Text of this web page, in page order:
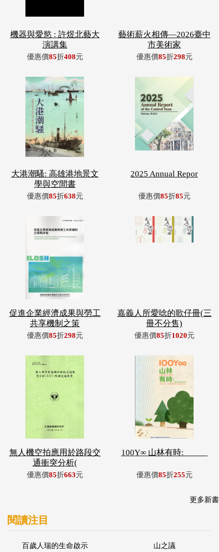
機器與愛慾 : 許煜北藝大
演講集
優惠價85折408元
藝術薪火相傳—2026臺中
市美術家
優惠價85折298元
大港潮騷: 高雄港地景文
學與空間書
優惠價85折638元
2025 Annual Repor
優惠價85折85元
促進企業經濟成果與勞工
共享機制之策
優惠價85折298元
嘉義人所愛唸的歌仔冊(三
冊不分售)
優惠價85折1020元
無人機空拍應用於路段交
通衝突分析(
優惠價85折663元
100Y∞ 山林有時: _____
優惠價85折255元
更多新書
閱讀注目
百歲人瑞的生命啟示 山之議